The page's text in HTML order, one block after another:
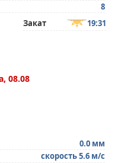
8
Закат 19:31
08.08
0.0 мм
скорость 5.6 м/с